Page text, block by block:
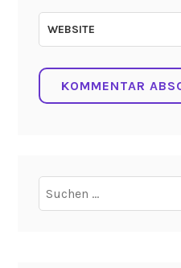
WEBSITE
Suchen
nach: